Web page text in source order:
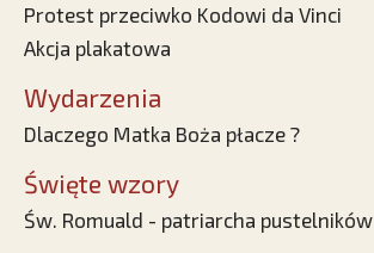
Protest przeciwko Kodowi da Vinci
Akcja plakatowa
Wydarzenia
Dlaczego Matka Boża płacze ?
Święte wzory
Św. Romuald - patriarcha pustelników